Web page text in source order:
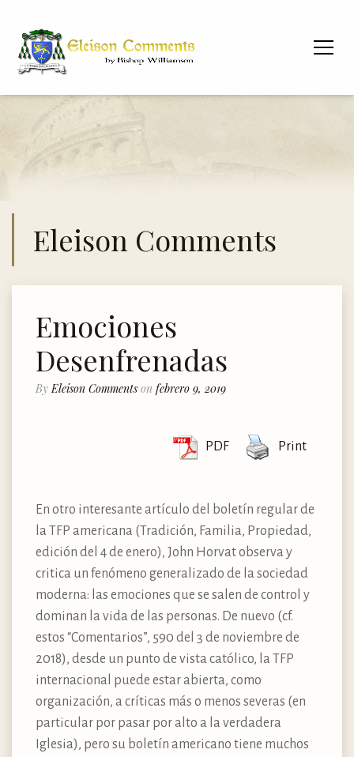
Eleison Comments
Emociones
Desenfrenadas
By Eleison Comments on febrero 9, 2019
PDF Print
En otro interesante artículo del boletín regular de
la TFP americana (Tradición, Familia, Propiedad,
edición del 4 de enero), John Horvat observa y
critica un fenómeno generalizado de la sociedad
moderna: las emociones que se salen de control y
dominan la vida de las personas. De nuevo (cf.
estos “Comentarios”, 590 del 3 de noviembre de
2018), desde un punto de vista católico, la TFP
internacional puede estar abierta, como
organización, a críticas más o menos severas (en
particular por pasar por alto a la verdadera
Iglesia), pero su boletín americano tiene muchos